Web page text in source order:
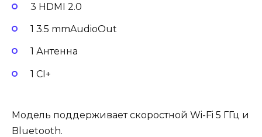
3 HDMI 2.0
1 3.5 mmAudioOut
1 Антенна
1 CI+
Модель поддерживает скоростной Wi-Fi 5 ГГц и
Bluetooth.